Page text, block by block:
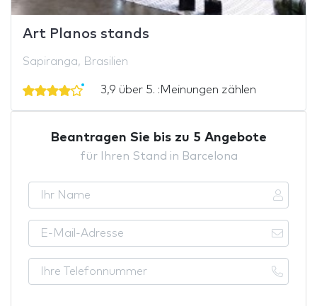
Art Planos stands
Sapiranga, Brasilien
3,9 über 5. :Meinungen zählen
Beantragen Sie bis zu 5 Angebote
für Ihren Stand in Barcelona